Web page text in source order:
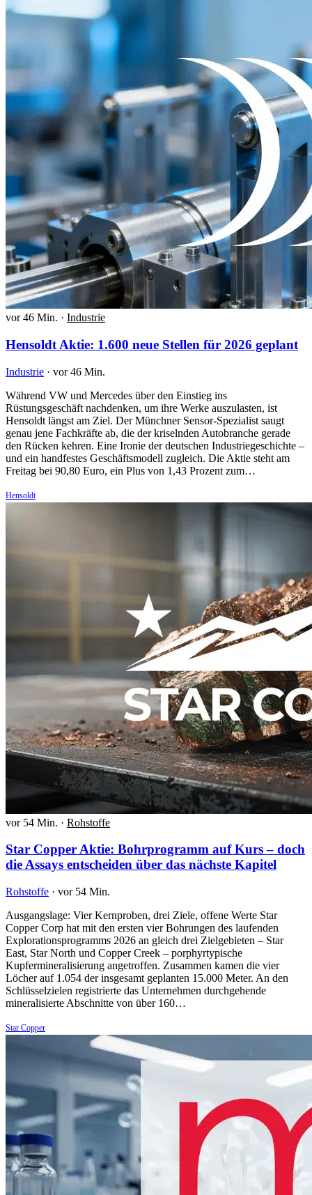
vor 46 Min. · Industrie
Hensoldt Aktie: 1.600 neue Stellen für 2026 geplant
Industrie · vor 46 Min.
Während VW und Mercedes über den Einstieg ins
Rüstungsgeschäft nachdenken, um ihre Werke auszulasten, ist
Hensoldt längst am Ziel. Der Münchner Sensor-Spezialist saugt
genau jene Fachkräfte ab, die der kriselnden Autobranche gerade
den Rücken kehren. Eine Ironie der deutschen Industriegeschichte –
und ein handfestes Geschäftsmodell zugleich. Die Aktie steht am
Freitag bei 90,80 Euro, ein Plus von 1,43 Prozent zum…
Hensoldt
vor 54 Min. · Rohstoffe
Star Copper Aktie: Bohrprogramm auf Kurs – doch
die Assays entscheiden über das nächste Kapitel
Rohstoffe · vor 54 Min.
Ausgangslage: Vier Kernproben, drei Ziele, offene Werte Star
Copper Corp hat mit den ersten vier Bohrungen des laufenden
Explorationsprogramms 2026 an gleich drei Zielgebieten – Star
East, Star North und Copper Creek – porphyrtypische
Kupfermineralisierung angetroffen. Zusammen kamen die vier
Löcher auf 1.054 der insgesamt geplanten 15.000 Meter. An den
Schlüsselzielen registrierte das Unternehmen durchgehende
mineralisierte Abschnitte von über 160…
Star Copper